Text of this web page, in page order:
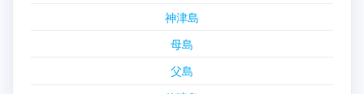
神津島
母島
父島